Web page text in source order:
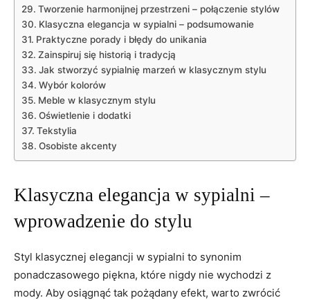
Tworzenie harmonijnej przestrzeni – połączenie stylów
Klasyczna elegancja w sypialni – podsumowanie
Praktyczne porady i błędy do unikania
Zainspiruj się historią i tradycją
Jak stworzyć sypialnię marzeń w klasycznym stylu
Wybór kolorów
Meble w klasycznym stylu
Oświetlenie i dodatki
Tekstylia
Osobiste akcenty
Klasyczna elegancja w sypialni –
wprowadzenie do stylu
Styl klasycznej elegancji w sypialni to synonim
ponadczasowego piękna, które nigdy nie wychodzi z
mody. Aby osiągnąć tak pożądany efekt, warto zwrócić